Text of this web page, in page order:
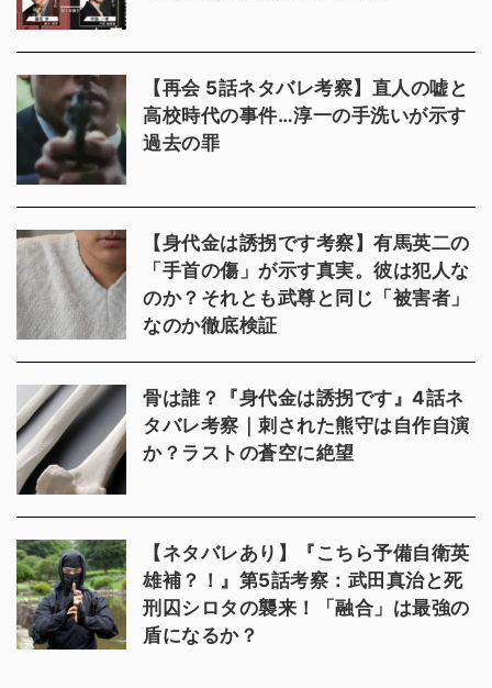
【再会 5話ネタバレ考察】直人の嘘と
高校時代の事件…淳一の手洗いが示す
過去の罪
【身代金は誘拐です考察】有馬英二の
「手首の傷」が示す真実。彼は犯人な
のか？それとも武尊と同じ「被害者」
なのか徹底検証
骨は誰？『身代金は誘拐です』4話ネ
タバレ考察｜刺された熊守は自作自演
か？ラストの蒼空に絶望
【ネタバレあり】『こちら予備自衛英
雄補？！』第5話考察：武田真治と死
刑囚シロタの襲来！「融合」は最強の
盾になるか？